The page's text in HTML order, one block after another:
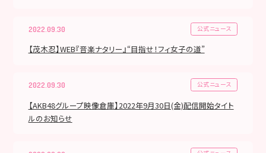
2022.09.30 公式ニュース
【茂木忍】WEB『音楽ナタリー』“目指せ！フィ女子の道”
2022.09.30 公式ニュース
【AKB48グループ映像倉庫】2022年9月30日(金)配信開始タイト
ルのお知らせ